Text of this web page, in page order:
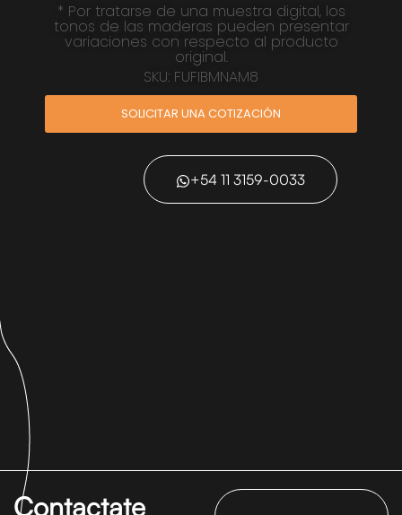
* Por tratarse de una muestra digital, los
tonos de las maderas pueden presentar
variaciones con respecto al producto
original.
SKU: FUFIBMNAM8
SOLICITAR UNA COTIZACIÓN
+54 11 3159-0033
Contactate